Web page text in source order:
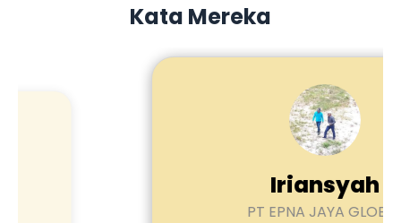
Kata Mereka
PT EPNA JAYA GLOBAL